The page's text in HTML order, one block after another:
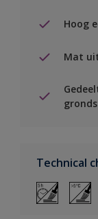
Hoog
Mat
Technical